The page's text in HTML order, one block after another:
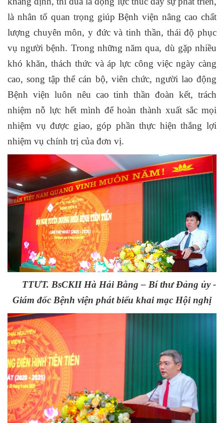
là nhân tố quan trọng giúp Bệnh viện nâng cao chất
lượng chuyên môn, y đức và tinh thần, thái độ phục
vụ người bệnh. Trong những năm qua, dù gặp nhiều
khó khăn, thách thức và áp lực công việc ngày càng
cao, song tập thể cán bộ, viên chức, người lao động
Bệnh viện luôn nêu cao tinh thần đoàn kết, trách
nhiệm nỗ lực hết mình để hoàn thành xuất sắc mọi
nhiệm vụ được giao, góp phần thực hiện thắng lợi
nhiệm vụ chính trị của đơn vị.
TTƯT. BsCKII Hà Hải Bằng – Bí thư Đảng ủy -
Giám đốc Bệnh viện phát biểu khai mạc Hội nghị